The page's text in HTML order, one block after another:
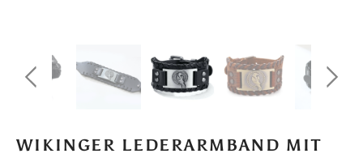
WIKINGER LEDERARMBAND MIT